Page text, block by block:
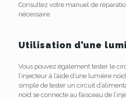
Consultez votre manuel de
nécessaire.
Utilisation d’une
Vous pouvez également tester le
l’injecteur à l’aide d’une lumière noid.
simple de tester un circuit
noid se connecte au faisceau de